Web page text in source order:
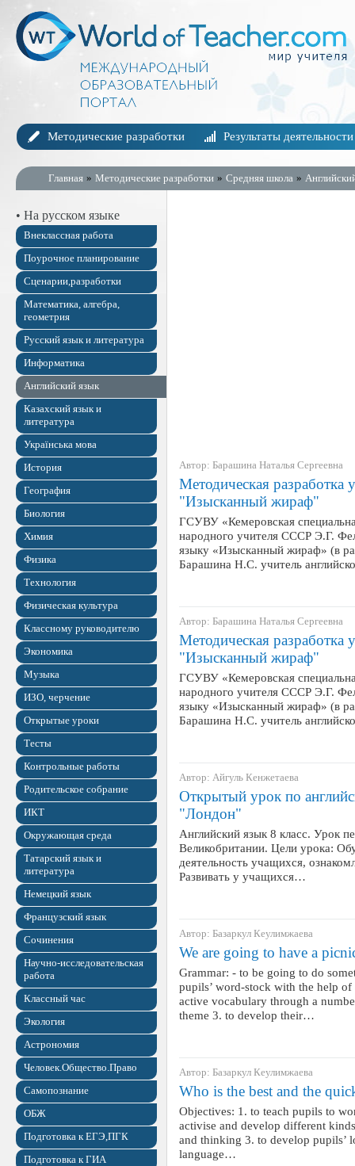
Методические разработки Результаты деятельности
Главная » Методические разработки » Средняя школа »
• На русском языке
Внеклассная работа
Поурочное планирование
Сценарии,разработки
Математика, алгебра,
геометрия
Русский язык и литература
Информатика
Английский язык
Казахский язык и
литература
Українська мова
История
География
Биология
Химия
Физика
Технология
Физическая культура
Классному руководителю
Экономика
Музыка
ИЗО, черчение
Открытые уроки
Тесты
Контрольные работы
Родительское собрание
ИКТ
Окружающая среда
Татарский язык и
литература
Немецкий язык
Французский язык
Сочинения
Научно-исследовательская
работа
Классный час
Экология
Астрономия
Человек.Общество.Право
Самопознание
ОБЖ
Подготовка к ЕГЭ,ПГК
Подготовка к ГИА
Автор: Барашина Наталья Сергеевна
Методическая разработка
"Изысканный жираф"
ГСУВУ «Кемеровская
народного учителя СССР Э.Г.
языку «Изысканный жираф» (в
Барашина Н.С. учитель
Автор: Барашина Наталья Сергеевна
Методическая разработка
"Изысканный жираф"
ГСУВУ «Кемеровская
народного учителя СССР Э.Г.
языку «Изысканный жираф» (в
Барашина Н.С. учитель
Автор: Айгуль Кенжетаева
Открытый урок по
"Лондон"
Английский язык 8 класс. Урок
Великобритании. Цели урока:
деятельность учащихся,
Развивать у учащихся…
Автор: Базаркул Кеулимжаева
We are going to have a
Grammar: - to be going to do
pupils’ word-stock with the help
active vocabulary through a
theme 3. to develop their…
Автор: Базаркул Кеулимжаева
Who is the best and the
Objectives: 1. to teach pupils to
activise and develop different
and thinking 3. to develop pupils’
language…